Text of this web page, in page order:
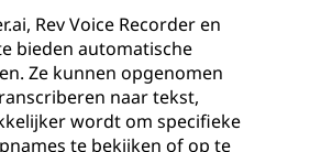
Rev Voice Recorder en
bieden automatische
Ze kunnen opgenomen
naar tekst,
wordt om specifieke
te bekijken of op te